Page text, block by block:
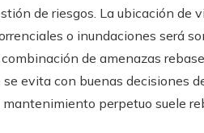
de riesgos. La ubicación de
o inundaciones será
de amenazas
se evita con buenas decisiones
perpetuo suele